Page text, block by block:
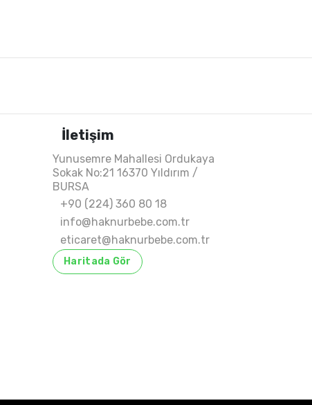
İletişim
Yunusemre Mahallesi Ordukaya
Sokak No:21 16370 Yıldırım /
BURSA
+90 (224) 360 80 18
info@haknurbebe.com.tr
eticaret@haknurbebe.com.tr
Haritada Gör